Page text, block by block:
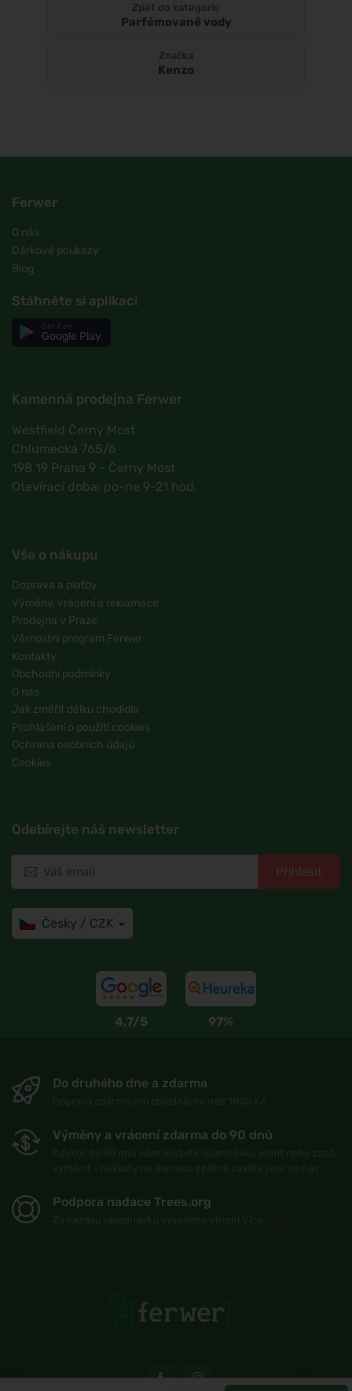
Zpět do kategorie
Parfémované vody
Značka
Kenzo
Ferwer
O nás
Dárkové poukazy
Blog
Stáhněte si aplikaci
Google Play
Kamenná prodejna Ferwer
Westfield Černý Most
Chlumecká 765/6
198 19 Praha 9 - Černý Most
Otevírací doba: po-ne 9-21 hod.
Vše o nákupu
Doprava a platby
Výměny, vrácení a reklamace
Prodejna v Praze
Věrnostní program Ferwer
Kontakty
Obchodní podmínky
O nás
Jak změřit délku chodidla
Prohlášení o použití cookies
Ochrana osobních údajů
Cookies
Odebírejte náš newsletter
Přihlásit
Česky / CZK
4,7/5 97%
Do druhého dne a zdarma
Výměny a vrácení zdarma do 90 dnů
Podpora nadace Trees.org